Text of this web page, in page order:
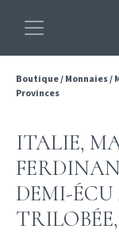
Boutique/ Monnaies/
Provinces
ITALIE,
DEMI-
TRILOBÉE,